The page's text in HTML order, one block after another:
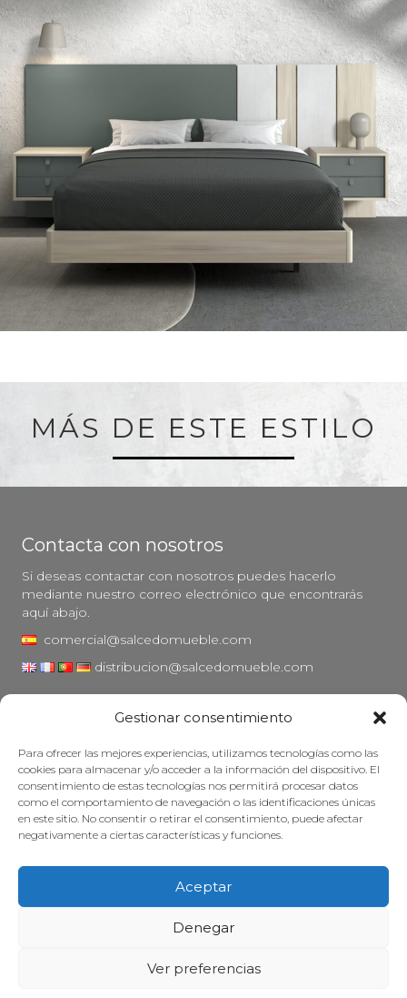
Gestionar consentimiento
Para ofrecer las mejores experiencias, utilizamos tecnologías como las
cookies para almacenar y/o acceder a la información del dispositivo. El
consentimiento de estas tecnologías nos permitirá procesar datos
como el comportamiento de navegación o las identificaciones únicas
en este sitio. No consentir o retirar el consentimiento, puede afectar
negativamente a ciertas características y funciones.
Aceptar
Denegar
Ver preferencias
MÁS DE ESTE ESTILO
Contacta con nosotros
Si deseas contactar con nosotros puedes hacerlo
mediante nuestro correo electrónico que encontrarás
aquí abajo.
comercial@salcedomueble.com
distribucion@salcedomueble.com
Aviso legal
Política de privacidad
Política de cookies
Mantener su mueble
Subvenciones
Web desarrollada, posicionada y mantenida con mucha cafeína por